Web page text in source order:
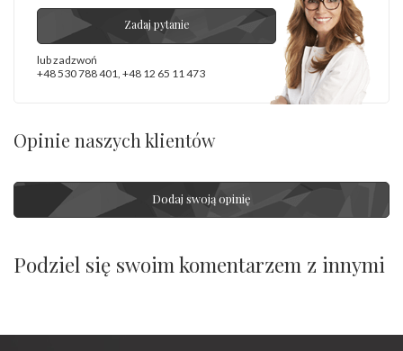
Zadaj pytanie
lub zadzwoń
+48 530 788 401 +48 12 65 11 473
Opinie naszych klientów
Dodaj swoją opinię
Podziel się swoim komentarzem z innymi